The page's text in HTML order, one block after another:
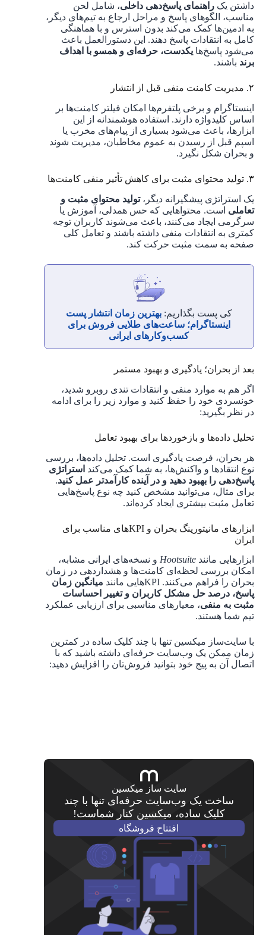
داشتن یک راهنمای پاسخ‌دهی داخلی، شامل لحن
مناسب، الگوهای پاسخ و مراحل ارجاع به تیم‌های دیگر،
به ادمین‌ها کمک می‌کند بدون استرس و با هماهنگی
کامل به انتقادات پاسخ دهند. این دستورالعمل باعث
می‌شود پاسخ‌ها یکدست، حرفه‌ای و همسو با اهداف
برند باشند.
۲. مدیریت کامنت منفی قبل از انتشار
اینستاگرام و برخی پلتفرم‌ها امکان فیلتر کامنت‌ها بر
اساس کلیدواژه دارند. استفاده هوشمندانه از این
ابزارها، باعث می‌شود بسیاری از پیام‌های مخرب یا
اسپم قبل از رسیدن به عموم مخاطبان، مدیریت شوند
و بحران شکل نگیرد.
۳. تولید محتوای مثبت برای کاهش تأثیر منفی کامنت‌ها
یک استراتژی پیشگیرانه دیگر،تولید محتوای مثبت و
تعاملی است. محتواهایی که حس همدلی، آموزش یا
سرگرمی ایجاد می‌کنند، باعث می‌شوند کاربران توجه
کمتری به انتقادات منفی داشته باشند و تعامل کلی
صفحه به سمت مثبت حرکت کند.
کی پست بگذاریم:بهترین زمان انتشار پست
اینستاگرام؛ ساعت‌های طلایی فروش برای
کسب‌وکارهای ایرانی
بعد از بحران؛ یادگیری و بهبود مستمر
اگر هم به موارد منفی و انتقادات تندی روبرو شدید،
خونسردی خود را حفظ کنید و موارد زیر را برای ادامه
در نظر بگیرید:
تحلیل داده‌ها و بازخوردها برای بهبود تعامل
هر بحران، فرصت یادگیری است. تحلیل داده‌ها، بررسی
نوع انتقادها و واکنش‌ها، به شما کمک می‌کند استراتژی
پاسخ‌دهی را بهبود دهید و در آینده کارآمدتر عمل کنید.
برای مثال، می‌توانید مشخص کنید چه نوع پاسخ‌هایی
تعامل مثبت بیشتری ایجاد کرده‌اند.
ابزارهای مانیتورینگ بحران و KPI‌های مناسب برای
ایران
ابزارهایی مانند Hootsuite و نسخه‌های ایرانی مشابه،
امکان بررسی لحظه‌ای کامنت‌ها و هشداردهی در زمان
بحران را فراهم می‌کنند. KPIهایی مانند
میانگین زمان
پاسخ، درصد حل مشکل کاربران و تغییر احساسات
مثبت به منفی، معیارهای مناسبی برای ارزیابی عملکرد
تیم شما هستند.
با سایت‌ساز میکسین تنها با چند کلیک ساده در کمترین
زمان ممکن یک وب‌سایت حرفه‌ای داشته باشید که با
اتصال آن به پیج‌ خود بتوانید فروش‌تان را افزایش دهید:
سایت ساز میکسین
ساخت یک وب‌سایت حرفه‌ای تنها با چند
کلیک ساده، میکسین کنار شماست!
افتتاح فروشگاه